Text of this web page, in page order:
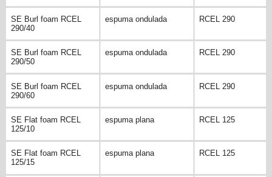
SE Burl foam RCEL
290/40
espuma ondulada RCEL 290
SE Burl foam RCEL
290/50
espuma ondulada RCEL 290
SE Burl foam RCEL
290/60
espuma ondulada RCEL 290
SE Flat foam RCEL
125/10
espuma plana RCEL 125
SE Flat foam RCEL
125/15
espuma plana RCEL 125